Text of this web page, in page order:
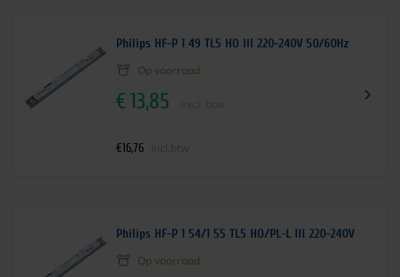
Philips HF-P 1 49 TL5 HO III 220-240V 50/60Hz
Op voorraad
€13,85
€16,76
Philips HF-P 1 54/1 55 TL5 HO/PL-L III 220-240V
Op voorraad